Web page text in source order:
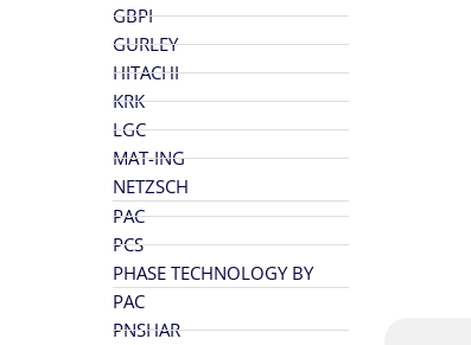
GBPI
GURLEY
HITACHI
KRK
LGC
MAT-ING
NETZSCH
PAC
PCS
PHASE TECHNOLOGY BY
PAC
PNSHAR